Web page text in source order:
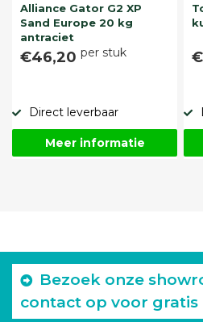
Alliance Gator G2 XP
Sand Europe 20 kg
antraciet
€46,20 per stuk
Direct leverbaar
Meer informatie
Bezoek onze
contact op voor gratis